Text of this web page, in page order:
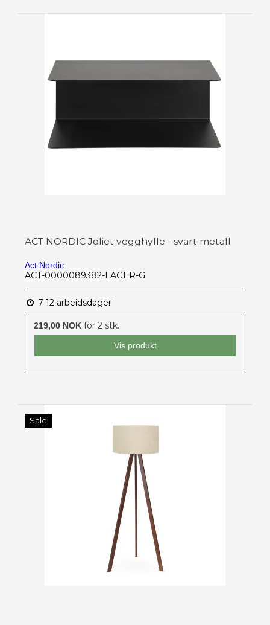
ACT NORDIC Joliet vegghylle - svart metall
Act Nordic
ACT-0000089382-LAGER-G
7-12 arbeidsdager
219,00 NOK for 2 stk.
Vis produkt
Sale